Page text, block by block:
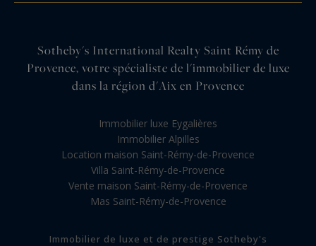
Sotheby's International Realty Saint Rémy de
Provence, votre spécialiste de l'immobilier de luxe
dans la région d'Aix en Provence
Immobilier luxe Eygalières
Immobilier Alpilles
Location maison Saint-Rémy-de-Provence
Villa Saint-Rémy-de-Provence
Vente maison Saint-Rémy-de-Provence
Mas Saint-Rémy-de-Provence
Immobilier de luxe et de prestige Sotheby's